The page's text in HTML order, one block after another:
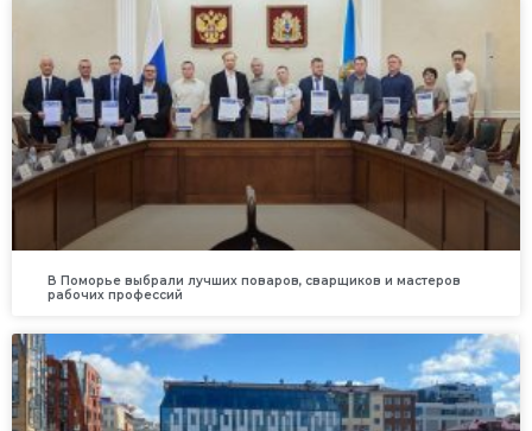
В Поморье выбрали лучших поваров, сварщиков и мастеров
рабочих профессий